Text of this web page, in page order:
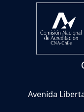
Avenida